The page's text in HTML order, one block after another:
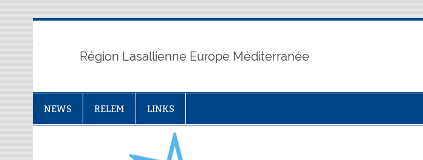
Région Lasallienne Europe Méditerranée
NEWS RELEM LINKS